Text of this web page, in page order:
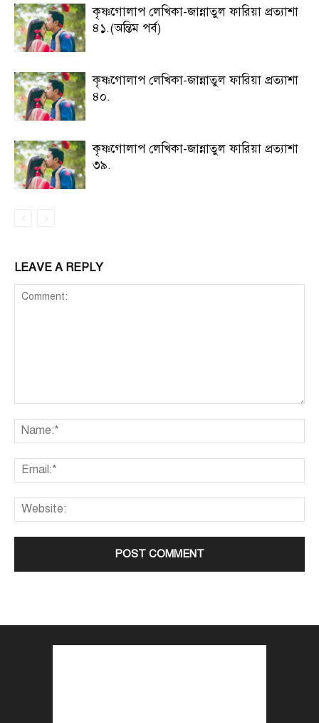
কৃষ্ণগোলাপ লেখিকা-জান্নাতুল ফারিয়া প্রত্যাশা
৪১.(অন্তিম পর্ব)
কৃষ্ণগোলাপ লেখিকা-জান্নাতুল ফারিয়া প্রত্যাশা
৪০.
কৃষ্ণগোলাপ লেখিকা-জান্নাতুল ফারিয়া প্রত্যাশা
৩৯.
LEAVE A REPLY